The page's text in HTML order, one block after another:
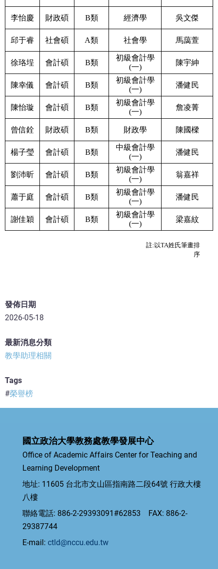
李怡慶 財政碩 B類 經濟學 吳文傑
邱于睿 社會碩 A類 社會學 馬藹萱
徐珞埕 會計碩 B類
初級會計學
(一)
陳宇紳
陳幸儀 會計碩 B類
初級會計學
(一)
潘健民
陳怡璇 會計碩 B類
初級會計學
(一)
詹凌菁
曾信銓 財政碩 B類 財政學 陳國樑
楊子瑩 會計碩 B類
中級會計學
(一)
潘健民
劉沛昕 會計碩 B類
初級會計學
(一)
翁嘉祥
蕭于庭 會計碩 B類
初級會計學
(一)
潘健民
謝佳穎 會計碩 B類
初級會計學
(一)
梁嘉紋
註:以TA姓氏筆畫排
序
發佈日期
2026-05-18
最新消息分類
教學助理相關
Tags
榮譽榜
國立政治大學教務處教學發展中心
Office of Academic Affairs Center for Teaching and
Learning Development
地址: 11605 台北市文山區指南路二段64號 行政大樓
八樓
聯絡電話: 886-2-29393091#62853 FAX: 886-2-
29387744
E-mail: ctld@nccu.edu.tw